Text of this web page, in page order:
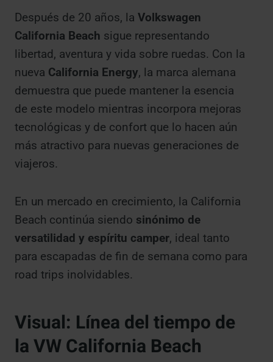
Después de 20 años, la Volkswagen
California Beach sigue representando
libertad, aventura y vida sobre ruedas. Con la
nueva California Energy, la marca alemana
demuestra que puede mantener la esencia
de este modelo mientras incorpora mejoras
tecnológicas y de confort que lo hacen aún
más atractivo para nuevas generaciones de
viajeros.
En un mercado en crecimiento, la California
Beach continúa siendo sinónimo de
versatilidad y espíritu camper, ideal tanto
para escapadas de fin de semana como para
road trips inolvidables.
Visual: Línea del tiempo de
la VW California Beach